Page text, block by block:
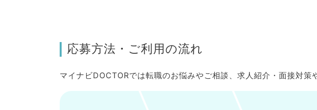
応募方法・ご利用の流れ
マイナビDOCTORでは転職のお悩みやご相談、求人紹介・面接対